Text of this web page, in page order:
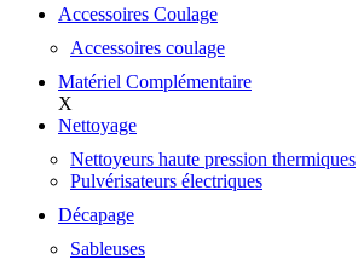
Accessoires Coulage
Accessoires coulage
Matériel Complémentaire
X
Nettoyage
Nettoyeurs haute pression thermiques
Pulvérisateurs électriques
Décapage
Sableuses